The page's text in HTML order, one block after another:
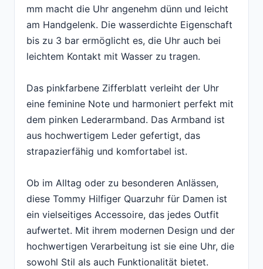
mm macht die Uhr angenehm dünn und leicht
am Handgelenk. Die wasserdichte Eigenschaft
bis zu 3 bar ermöglicht es, die Uhr auch bei
leichtem Kontakt mit Wasser zu tragen.
Das pinkfarbene Zifferblatt verleiht der Uhr
eine feminine Note und harmoniert perfekt mit
dem pinken Lederarmband. Das Armband ist
aus hochwertigem Leder gefertigt, das
strapazierfähig und komfortabel ist.
Ob im Alltag oder zu besonderen Anlässen,
diese Tommy Hilfiger Quarzuhr für Damen ist
ein vielseitiges Accessoire, das jedes Outfit
aufwertet. Mit ihrem modernen Design und der
hochwertigen Verarbeitung ist sie eine Uhr, die
sowohl Stil als auch Funktionalität bietet.